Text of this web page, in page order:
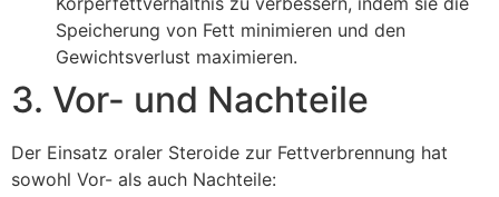
Speicherung von Fett minimieren und den
Gewichtsverlust maximieren.
3. Vor- und Nachteile
Der Einsatz oraler Steroide zur Fettverbrennung hat
sowohl Vor- als auch Nachteile: